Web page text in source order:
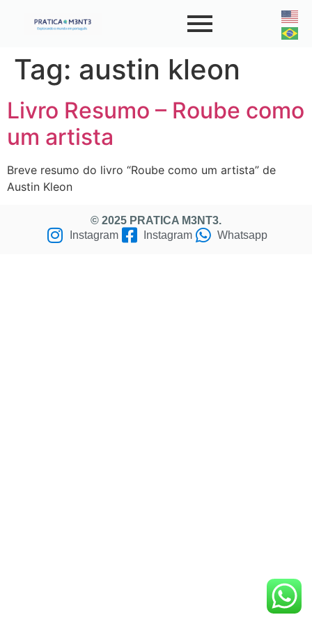
Tag: austin kleon
Livro Resumo – Roube como
um artista
Breve resumo do livro “Roube como um artista” de
Austin Kleon
© 2025 PRATICA M3NT3.
Instagram
Instagram Whatsapp